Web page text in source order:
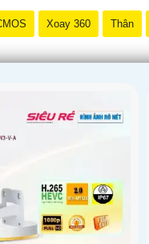
Xoay 360 Thân